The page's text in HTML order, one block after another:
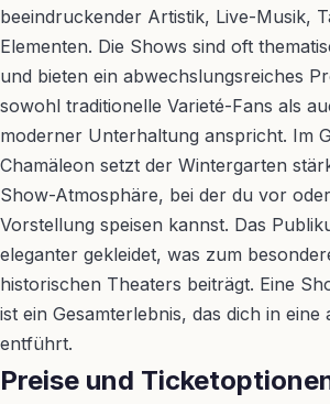
beeindruckender Artistik, Live-Musik,
Elementen. Die Shows sind oft
und bieten ein abwechslungsreiches
sowohl traditionelle Varieté-Fans als
moderner Unterhaltung anspricht. Im
Chamäleon setzt der Wintergarten
Show-Atmosphäre, bei der du vor
Vorstellung speisen kannst. Das
eleganter gekleidet, was zum
historischen Theaters beiträgt. Eine
ist ein Gesamterlebnis, das dich in eine
entführt.
Preise und